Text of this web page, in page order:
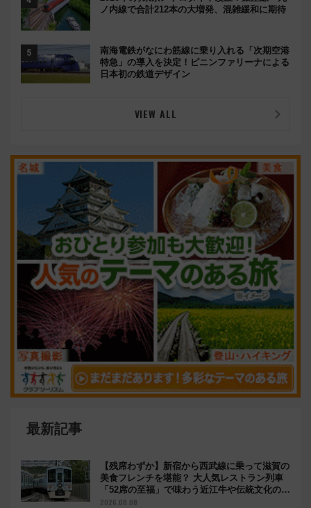
ノ内線で合計212本の大増発、混雑緩和に期待
南海電鉄がなにわ筋線に乗り入れる「次期空港
特急」の導入を決定！ピニンファリーナによる
日本初の鉄道デザイン
VIEW ALL
最新記事
【残席わずか】新宿から西武線に乗って滋賀の
美食フレンチを堪能？ 大人気レストラン列車
「52席の至福」で味わう近江牛や伝統文化の特
別コラボ
2026.08.08